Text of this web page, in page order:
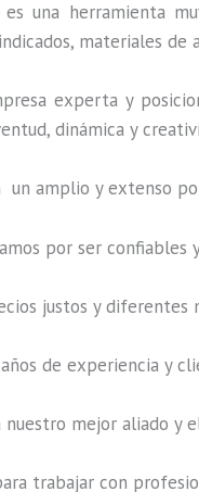
es una herramienta
materiales de
experta y
dinámica y
un amplio y extenso
por ser
justos y diferentes
de experiencia y
mejor aliado y
trabajar con